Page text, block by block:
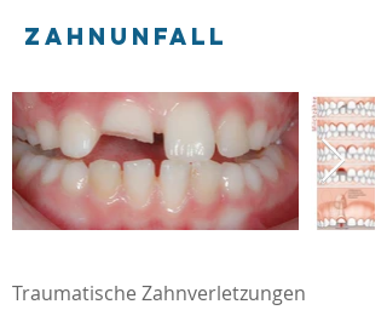
Zahnunfall
Traumatische Zahnverletzungen